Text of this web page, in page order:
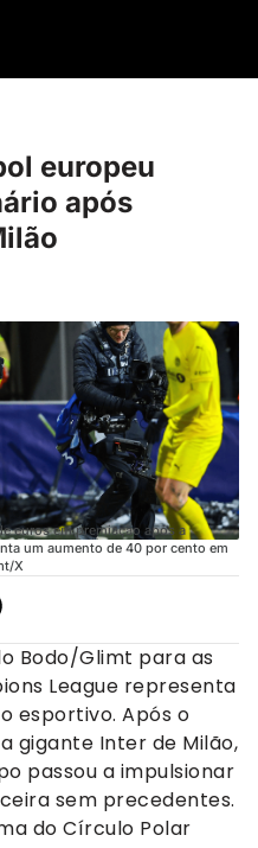
europeu
após
euros em premiação após a
um aumento de 40 por cento em
X
Bodo/Glimt para as
League representa
esportivo. Após o
gigante Inter de Milão,
passou a impulsionar
sem precedentes.
do Círculo Polar